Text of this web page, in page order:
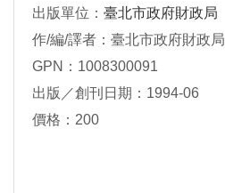
出版單位： 臺北市政府財政局
作/編/譯者：臺北市政府財政局
GPN：1008300091
出版／創刊日期：1994-06
價格：200